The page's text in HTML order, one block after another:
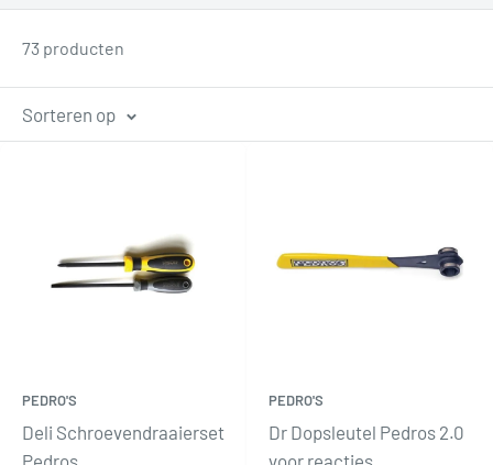
73 producten
Sorteren op
PEDRO'S
Deli Schroevendraaierset
Pedros
PEDRO'S
Dr Dopsleutel Pedros 2.0
voor reacties